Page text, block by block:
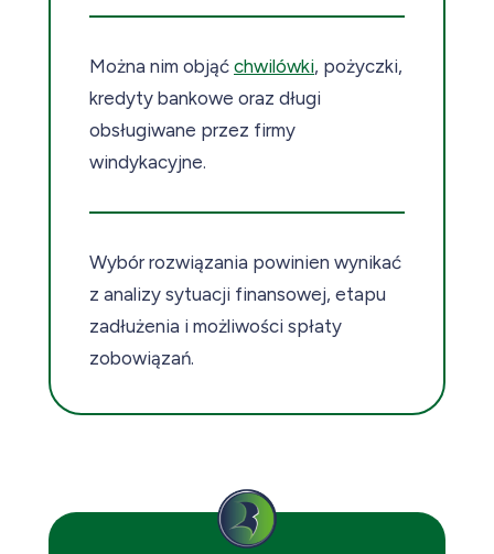
Można nim objąć chwilówki, pożyczki,
kredyty bankowe oraz długi
obsługiwane przez firmy
windykacyjne.
Wybór rozwiązania powinien wynikać
z analizy sytuacji finansowej, etapu
zadłużenia i możliwości spłaty
zobowiązań.